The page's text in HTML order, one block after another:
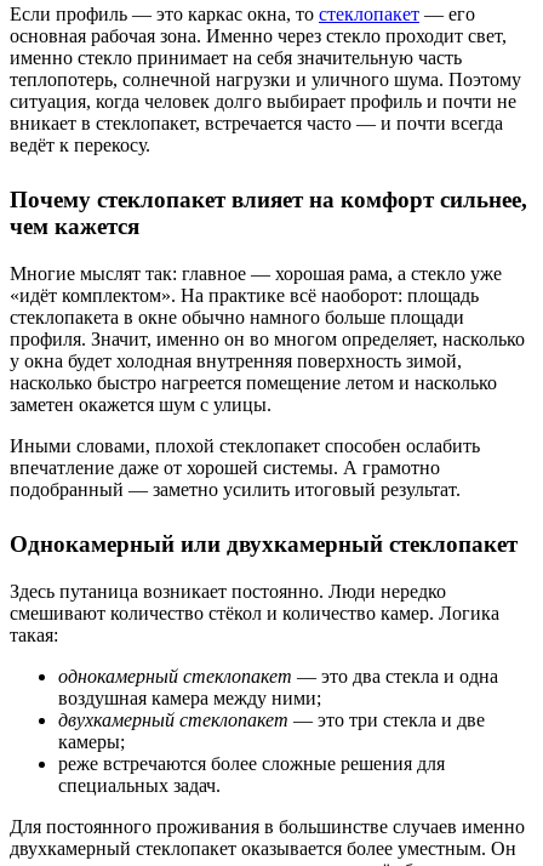
Если профиль — это каркас окна, то стеклопакет — его
основная рабочая зона. Именно через стекло проходит свет,
именно стекло принимает на себя значительную часть
теплопотерь, солнечной нагрузки и уличного шума. Поэтому
ситуация, когда человек долго выбирает профиль и почти не
вникает в стеклопакет, встречается часто — и почти всегда
ведёт к перекосу.
Почему стеклопакет влияет на комфорт сильнее,
чем кажется
Многие мыслят так: главное — хорошая рама, а стекло уже
«идёт комплектом». На практике всё наоборот: площадь
стеклопакета в окне обычно намного больше площади
профиля. Значит, именно он во многом определяет, насколько
у окна будет холодная внутренняя поверхность зимой,
насколько быстро нагреется помещение летом и насколько
заметен окажется шум с улицы.
Иными словами, плохой стеклопакет способен ослабить
впечатление даже от хорошей системы. А грамотно
подобранный — заметно усилить итоговый результат.
Однокамерный или двухкамерный стеклопакет
Здесь путаница возникает постоянно. Люди нередко
смешивают количество стёкол и количество камер. Логика
такая:
однокамерный стеклопакет — это два стекла и одна
воздушная камера между ними;
двухкамерный стеклопакет — это три стекла и две
камеры;
реже встречаются более сложные решения для
специальных задач.
Для постоянного проживания в большинстве случаев именно
двухкамерный стеклопакет оказывается более уместным. Он